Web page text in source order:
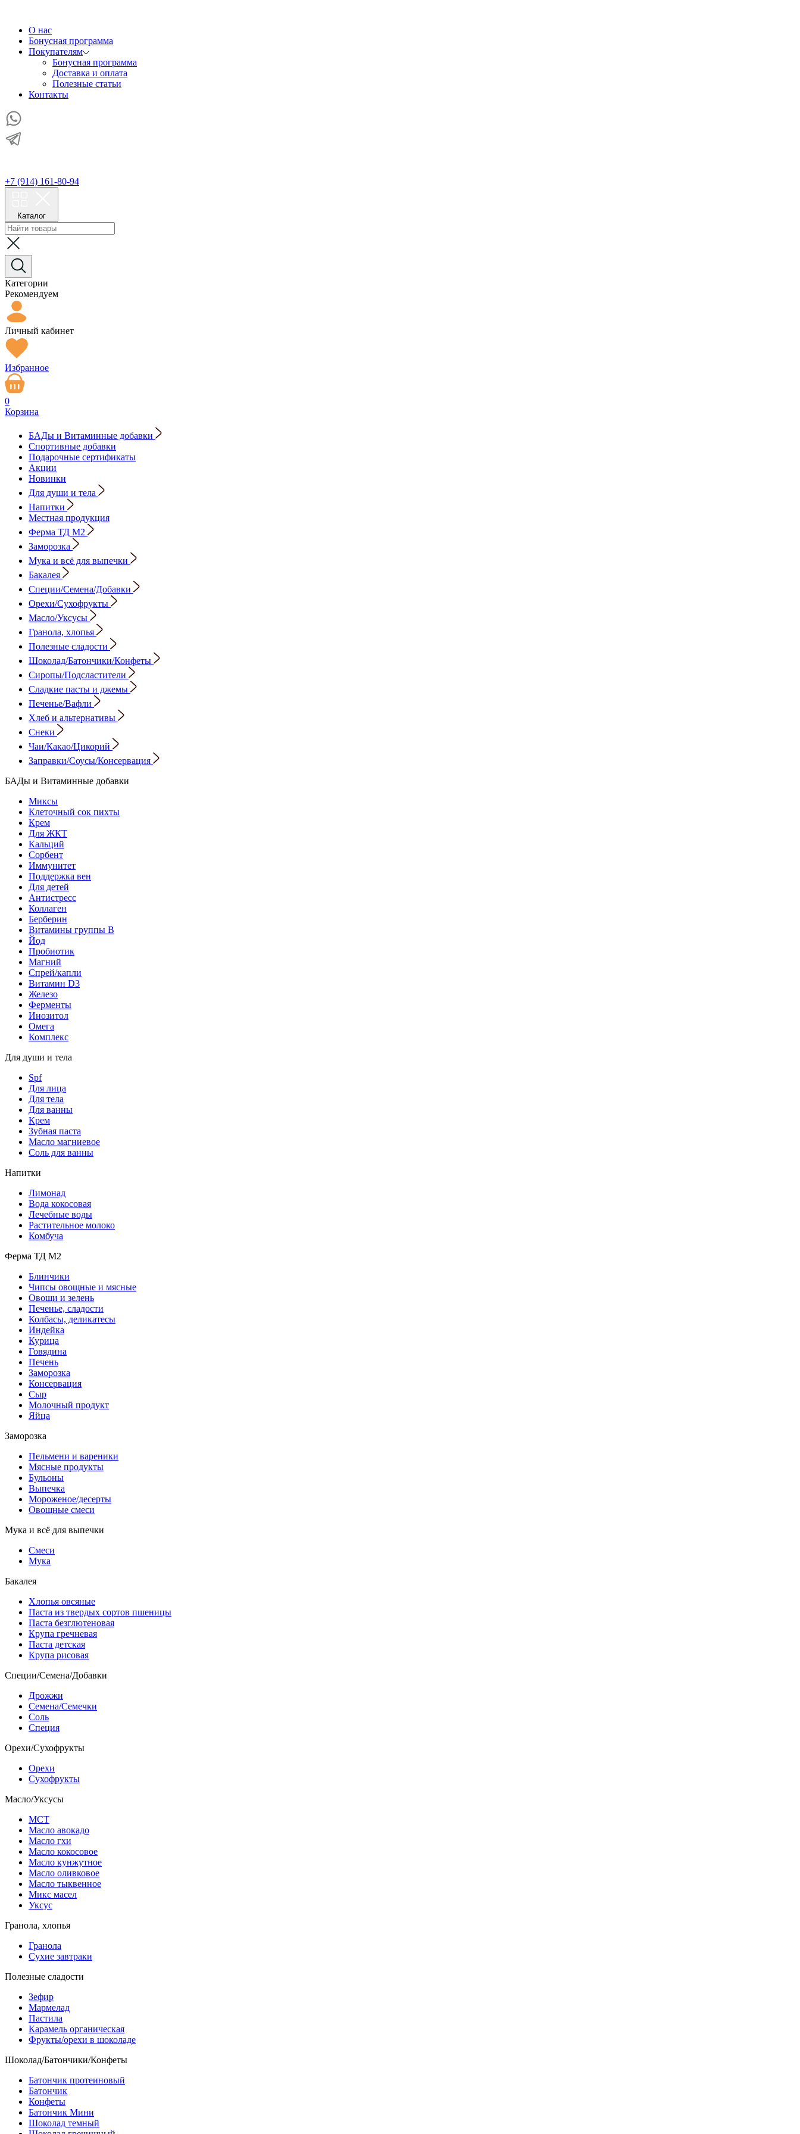
О нас
Бонусная программа
Покупателям
Бонусная программа
Доставка и оплата
Полезные статьи
Контакты
+7 (914) 161-80-94
Каталог
Категории
Рекомендуем
Личный кабинет
Избранное
0
Корзина
БАДы и Витаминные добавки
Спортивные добавки
Подарочные сертификаты
Акции
Новинки
Для души и тела
Напитки
Местная продукция
Ферма ТД М2
Заморозка
Мука и всё для выпечки
Бакалея
Специи/Семена/Добавки
Орехи/Сухофрукты
Масло/Уксусы
Гранола, хлопья
Полезные сладости
Шоколад/Батончики/Конфеты
Сиропы/Подсластители
Сладкие пасты и джемы
Печенье/Вафли
Хлеб и альтернативы
Снеки
Чаи/Какао/Цикорий
Заправки/Соусы/Консервация
БАДы и Витаминные добавки
Миксы
Клеточный сок пихты
Крем
Для ЖКТ
Кальций
Сорбент
Иммунитет
Поддержка вен
Для детей
Антистресс
Коллаген
Берберин
Витамины группы B
Йод
Пробиотик
Магний
Спрей/капли
Витамин D3
Железо
Ферменты
Инозитол
Омега
Комплекс
Для души и тела
Spf
Для лица
Для тела
Для ванны
Крем
Зубная паста
Масло магниевое
Соль для ванны
Напитки
Лимонад
Вода кокосовая
Лечебные воды
Растительное молоко
Комбуча
Ферма ТД М2
Блинчики
Чипсы овощные и мясные
Овощи и зелень
Печенье, сладости
Колбасы, деликатесы
Индейка
Курица
Говядина
Печень
Заморозка
Консервация
Сыр
Молочный продукт
Яйца
Заморозка
Пельмени и вареники
Мясные продукты
Бульоны
Выпечка
Мороженое/десерты
Овощные смеси
Мука и всё для выпечки
Смеси
Мука
Бакалея
Хлопья овсяные
Паста из твердых сортов пшеницы
Паста безглютеновая
Крупа гречневая
Паста детская
Крупа рисовая
Специи/Семена/Добавки
Дрожжи
Семена/Семечки
Соль
Специя
Орехи/Сухофрукты
Орехи
Сухофрукты
Масло/Уксусы
МСТ
Масло авокадо
Масло гхи
Масло кокосовое
Масло кунжутное
Масло оливковое
Масло тыквенное
Микс масел
Уксус
Гранола, хлопья
Гранола
Сухие завтраки
Полезные сладости
Зефир
Мармелад
Пастила
Карамель органическая
Фрукты/орехи в шоколаде
Шоколад/Батончики/Конфеты
Батончик протеиновый
Батончик
Конфеты
Батончик Мини
Шоколад темный